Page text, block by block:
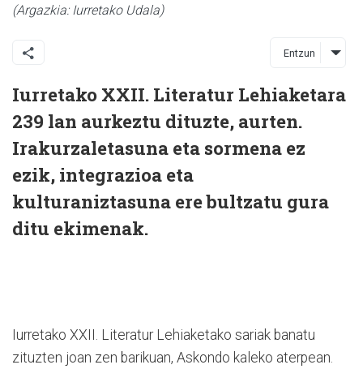
(Argazkia: Iurretako Udala)
Entzun
Iurretako XXII. Literatur Lehiaketara
239 lan aurkeztu dituzte, aurten.
Irakurzaletasuna eta sormena ez
ezik, integrazioa eta
kulturaniztasuna ere bultzatu gura
ditu ekimenak.
Iurretako XXII. Literatur Lehiaketako sariak banatu
zituzten joan zen barikuan, Askondo kaleko aterpean.